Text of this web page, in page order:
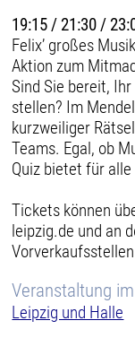
19:15 / 21:30 /
Felix’ großes
Aktion zum
Sind Sie bereit,
stellen? Im
kurzweiliger
Teams. Egal, ob
Quiz bietet für
Tickets können
leipzig.de und an
Veranstaltung
Leipzig und Halle